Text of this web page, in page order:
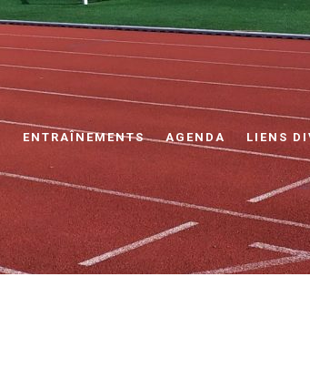
ENTRAÎNEMENTS AGENDA LIENS